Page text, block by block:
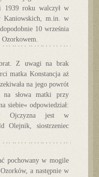
1939 roku walczył w
Kaniowskich, m.in. w
10 września
Ozorkowem.
Z uwagi na brak
matka Konstancja aż
na jego powrót
słowa matki przy
siebie« odpowiedział:
Ojczyzna jest w
Olejnik, siostrzeniec
pochowany w mogile
a następnie w